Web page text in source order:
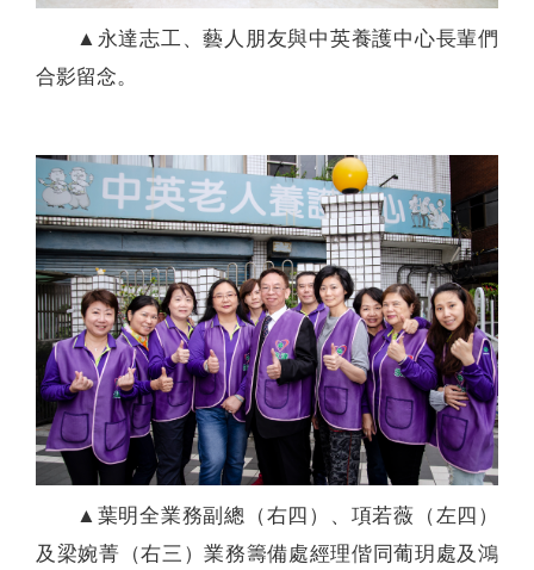
▲永達志工、藝人朋友與中英養護中心長輩們
合影留念。
▲葉明全業務副總（右四）、項若薇（左四）
及梁婉菁（右三）業務籌備處經理偕同葡玥處及鴻